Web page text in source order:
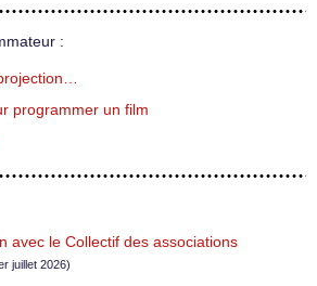
:
programmer un film
avec le Collectif des associations
juillet 2026)